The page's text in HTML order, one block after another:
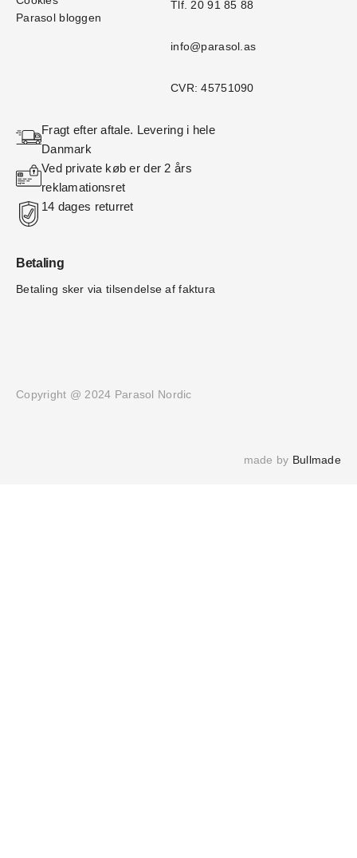
Parasol bloggen
Tlf. 20 91 85 88
info@parasol.as
CVR: 45751090
Fragt efter aftale. Levering i hele
Danmark
Ved private køb er der 2 års
reklamationsret
14 dages returret
Betaling
Betaling sker via tilsendelse af faktura
Copyright @ 2024 Parasol Nordic
made by Bullmade